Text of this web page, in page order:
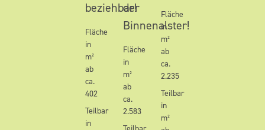
beziehbar!
Fläche
in
m²
ab
ca.
402
Teilbar
in
der
Binnenalster!
Fläche
in
m²
ab
ca.
2.583
Fläche
in
m²
ab
ca.
2.235
Teilbar
in
m²